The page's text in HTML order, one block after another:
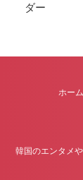
ダー
ホーム
韓国のエンタメ